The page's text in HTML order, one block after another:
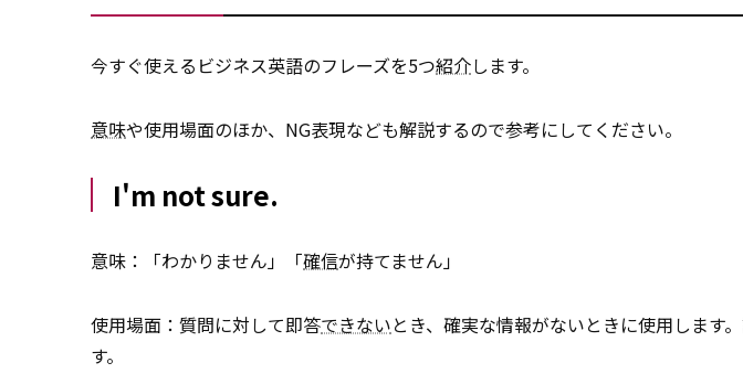
今すぐ使えるビジネス英語のフレーズを5つ紹介します。
意味や使用場面のほか、NG表現なども解説するので参考にしてください。
I'm not sure.
意味：「わかりません」「確信が持てません」
使用場面：質問に対して即答できないとき、確実な情報がないときに使用します
す。